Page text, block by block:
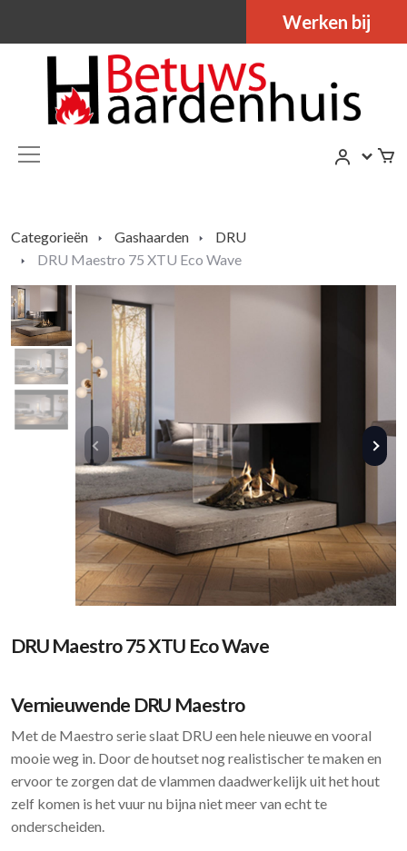
Werken bij
Categorieën Gashaarden
DRU
DRU Maestro 75 XTU Eco Wave
DRU Maestro 75 XTU Eco Wave
Vernieuwende DRU Maestro
Met de Maestro serie slaat DRU een hele nieuwe en vooral
mooie weg in. Door de houtset nog realistischer te maken en
ervoor te zorgen dat de vlammen daadwerkelijk uit het hout
zelf komen is het vuur nu bijna niet meer van echt te
onderscheiden.